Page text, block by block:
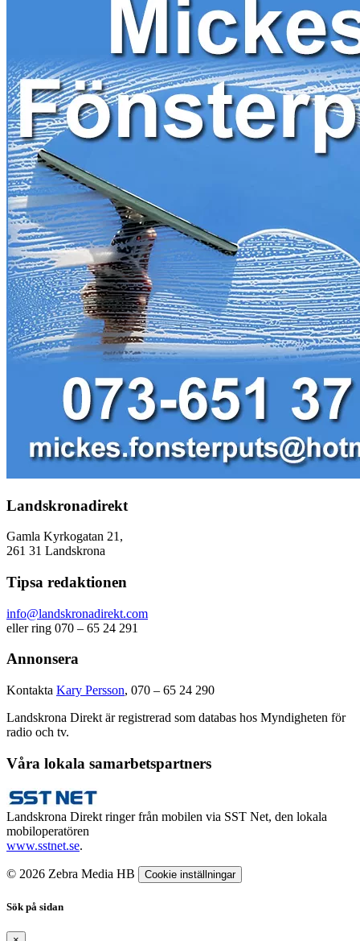
Landskronadirekt
Gamla Kyrkogatan 21,
261 31 Landskrona
Tipsa redaktionen
info@landskronadirekt.com
eller ring 070 – 65 24 291
Annonsera
Kontakta Kary Persson, 070 – 65 24 290
Landskrona Direkt är registrerad som databas hos Myndigheten för
radio och tv.
Våra lokala samarbetspartners
Landskrona Direkt ringer från mobilen via SST Net, den lokala
mobiloperatören
www.sstnet.se.
© 2026 Zebra Media HB Cookie inställningar
Sök på sidan